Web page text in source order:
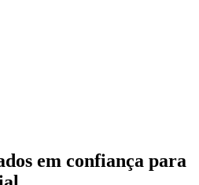
em confiança para